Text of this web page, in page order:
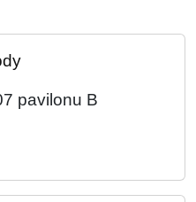
pavilonu B